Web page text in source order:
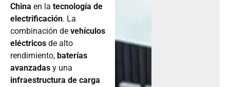
China en la tecnología de
electrificación. La
combinación de vehículos
eléctricos de alto
rendimiento, baterías
avanzadas y una
infraestructura de carga